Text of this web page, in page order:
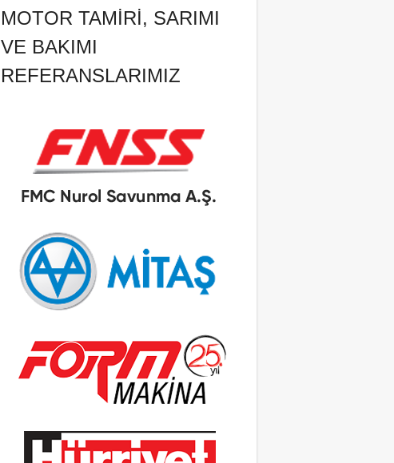
MOTOR TAMIRI, SARIMI
VE BAKIMI
REFERANSLARIMIZ